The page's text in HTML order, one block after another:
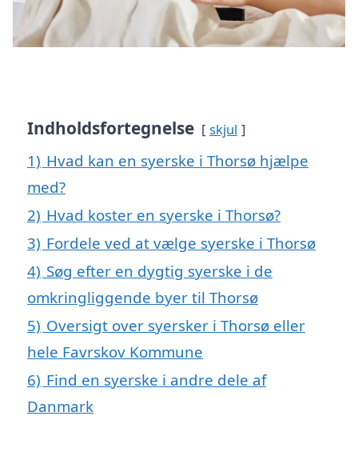
Indholdsfortegnelse skjul
1) Hvad kan en syerske i Thorsø hjælpe
med?
2) Hvad koster en syerske i Thorsø?
3) Fordele ved at vælge syerske i Thorsø
4) Søg efter en dygtig syerske i de
omkringliggende byer til Thorsø
5) Oversigt over syersker i Thorsø eller
hele Favrskov Kommune
6) Find en syerske i andre dele af
Danmark